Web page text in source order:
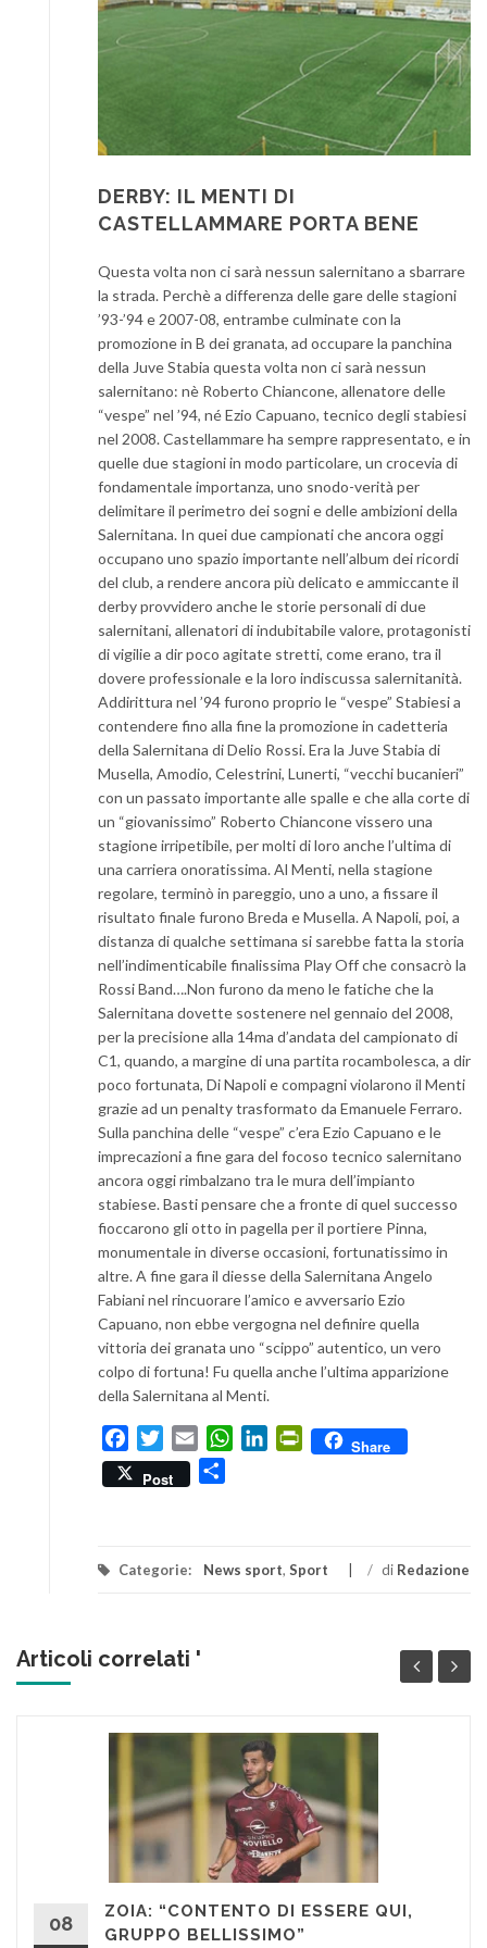
DERBY: IL MENTI DI
CASTELLAMMARE PORTA BENE
Questa volta non ci sarà nessun salernitano a sbarrare
la strada. Perchè a differenza delle gare delle stagioni
’93-’94 e 2007-08, entrambe culminate con la
promozione in B dei granata, ad occupare la panchina
della Juve Stabia questa volta non ci sarà nessun
salernitano: nè Roberto Chiancone, allenatore delle
“vespe” nel ’94, né Ezio Capuano, tecnico degli stabiesi
nel 2008. Castellammare ha sempre rappresentato, e in
quelle due stagioni in modo particolare, un crocevia di
fondamentale importanza, uno snodo-verità per
delimitare il perimetro dei sogni e delle ambizioni della
Salernitana. In quei due campionati che ancora oggi
occupano uno spazio importante nell’album dei ricordi
del club, a rendere ancora più delicato e ammiccante il
derby provvidero anche le storie personali di due
salernitani, allenatori di indubitabile valore, protagonisti
di vigilie a dir poco agitate stretti, come erano, tra il
dovere professionale e la loro indiscussa salernitanità.
Addirittura nel ’94 furono proprio le “vespe” Stabiesi a
contendere fino alla fine la promozione in cadetteria
della Salernitana di Delio Rossi. Era la Juve Stabia di
Musella, Amodio, Celestrini, Lunerti, “vecchi bucanieri”
con un passato importante alle spalle e che alla corte di
un “giovanissimo” Roberto Chiancone vissero una
stagione irripetibile, per molti di loro anche l’ultima di
una carriera onoratissima. Al Menti, nella stagione
regolare, terminò in pareggio, uno a uno, a fissare il
risultato finale furono Breda e Musella. A Napoli, poi, a
distanza di qualche settimana si sarebbe fatta la storia
nell’indimenticabile finalissima Play Off che consacrò la
Rossi Band….Non furono da meno le fatiche che la
Salernitana dovette sostenere nel gennaio del 2008,
per la precisione alla 14ma d’andata del campionato di
C1, quando, a margine di una partita rocambolesca, a dir
poco fortunata, Di Napoli e compagni violarono il Menti
grazie ad un penalty trasformato da Emanuele Ferraro.
Sulla panchina delle “vespe” c’era Ezio Capuano e le
imprecazioni a fine gara del focoso tecnico salernitano
ancora oggi rimbalzano tra le mura dell’impianto
stabiese. Basti pensare che a fronte di quel successo
fioccarono gli otto in pagella per il portiere Pinna,
monumentale in diverse occasioni, fortunatissimo in
altre. A fine gara il diesse della Salernitana Angelo
Fabiani nel rincuorare l’amico e avversario Ezio
Capuano, non ebbe vergogna nel definire quella
vittoria dei granata uno “scippo” autentico, un vero
colpo di fortuna! Fu quella anche l’ultima apparizione
della Salernitana al Menti.
FacebookTwitterEmail WhatsApp
LinkedInPrintFriendly
Share
Post
Categorie: News sport, Sport / di Redazione
Articoli correlati '
08
ZOIA: “CONTENTO DI ESSERE QUI,
GRUPPO BELLISSIMO”